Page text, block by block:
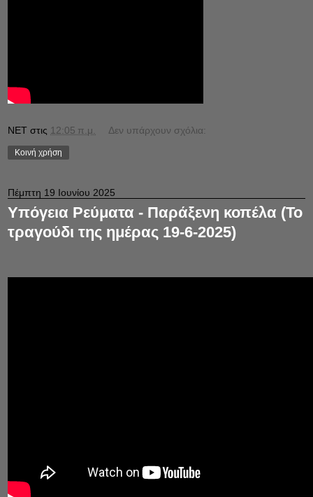
NET στις 12:05 π.μ. Δεν υπάρχουν σχόλια:
Κοινή χρήση
Πέμπτη 19 Ιουνίου 2025
Υπόγεια Ρεύματα - Παράξενη κοπέλα (Το
τραγούδι της ημέρας 19-6-2025)